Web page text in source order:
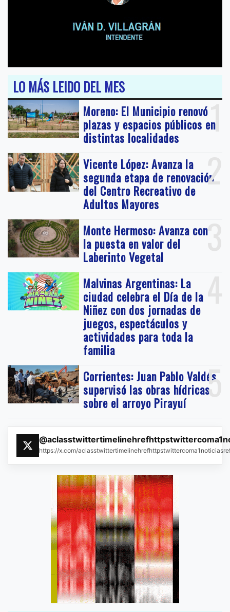
LO MÁS LEIDO DEL MES
1
Moreno: El Municipio renovó
plazas y espacios públicos en
distintas localidades
2
Vicente López: Avanza la
segunda etapa de renovación
del Centro Recreativo de
Adultos Mayores
3
Monte Hermoso: Avanza con
la puesta en valor del
Laberinto Vegetal
4
Malvinas Argentinas: La
ciudad celebra el Día de la
Niñez con dos jornadas de
juegos, espectáculos y
actividades para toda la
familia
5
Corrientes: Juan Pablo Valdés
supervisó las obras hídricas
sobre el arroyo Pirayuí
https://x.com/